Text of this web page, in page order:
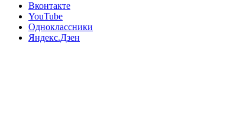
Вконтакте
YouTube
Одноклассники
Яндекс.Дзен